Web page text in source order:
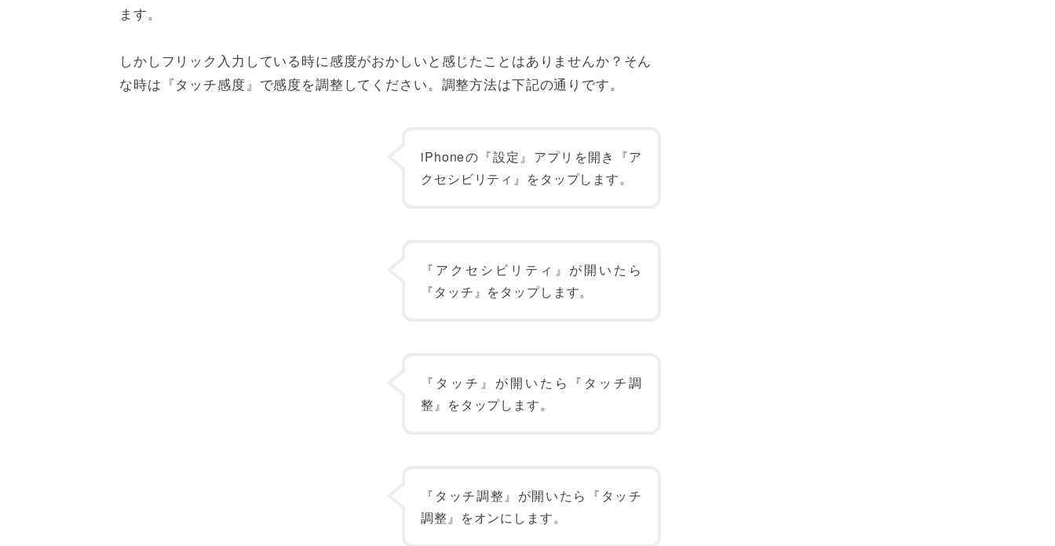
ます。
しかしフリック入力している時に感度がおかしいと感じたことはありませんか？そん
な時は『タッチ感度』で感度を調整してください。調整方法は下記の通りです。
iPhoneの『設定』アプリを開き『ア
クセシビリティ』をタップします。
『アクセシビリティ』が開いたら
『タッチ』をタップします。
『タッチ』が開いたら『タッチ調
整』をタップします。
『タッチ調整』が開いたら『タッチ
調整』をオンにします。